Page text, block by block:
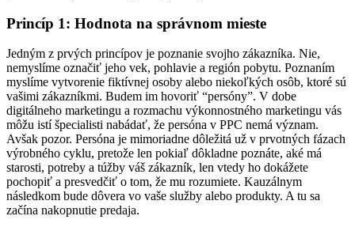
Princíp 1: Hodnota na správnom mieste
Jedným z prvých princípov je poznanie svojho zákazníka. Nie,
nemyslíme označiť jeho vek, pohlavie a región pobytu. Poznaním
myslíme vytvorenie fiktívnej osoby alebo niekoľkých osôb, ktoré sú
vašimi zákazníkmi. Budem im hovoriť “persóny”. V dobe
digitálneho marketingu a rozmachu výkonnostného marketingu vás
môžu istí špecialisti nabádať, že persóna v PPC nemá význam.
Avšak pozor. Persóna je mimoriadne dôležitá už v prvotných fázach
výrobného cyklu, pretože len pokiaľ dôkladne poznáte, aké má
starosti, potreby a túžby váš zákazník, len vtedy ho dokážete
pochopiť a presvedčiť o tom, že mu rozumiete. Kauzálnym
následkom bude dôvera vo vaše služby alebo produkty. A tu sa
začína nakopnutie predaja.